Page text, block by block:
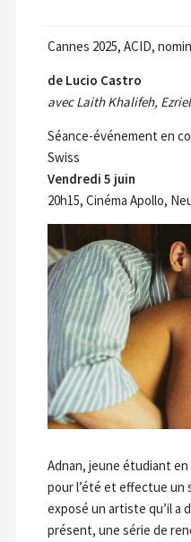
Cannes 2025, ACID,
de Lucio Castro
avec Laith Khalifeh,
Séance-événement en
Swiss
Vendredi 5 juin
20h15, Cinéma Apollo,
Adnan, jeune étudiant
pour l’été et effectue un
exposé un artiste qu’il a
présent, une série de